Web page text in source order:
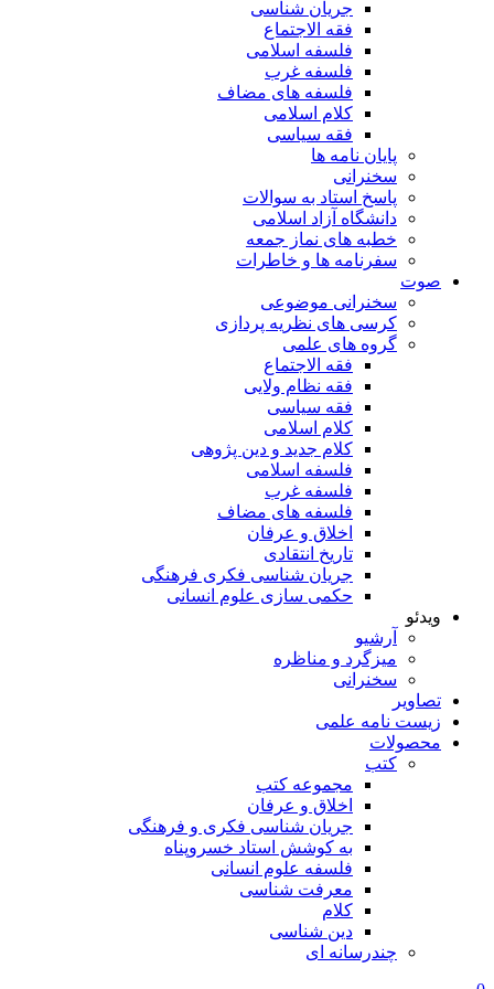
جریان شناسی
فقه الاجتماع
فلسفه اسلامی
فلسفه غرب
فلسفه های مضاف
کلام اسلامی
فقه سیاسی
پایان نامه ها
سخنرانی
پاسخ استاد به سوالات
دانشگاه آزاد اسلامی
خطبه های نماز جمعه
سفرنامه ها و خاطرات
صوت
سخنرانی موضوعی
کرسی های نظریه پردازی
گروه های علمی
فقه الاجتماع
فقه نظام ولایی
فقه سیاسی
کلام اسلامی
کلام جدید و دین پژوهی
فلسفه اسلامی
فلسفه غرب
فلسفه های مضاف
اخلاق و عرفان
تاریخ انتقادی
جریان شناسی فکری فرهنگی
حکمی سازی علوم انسانی
ویدئو
آرشیو
میزگرد و مناظره
سخنرانی
تصاویر
زیست نامه علمی
محصولات
کتب
مجموعه کتب
اخلاق و عرفان
جریان شناسی فکری و فرهنگی
به کوشش استاد خسروپناه
فلسفه علوم انسانی
معرفت شناسی
کلام
دین شناسی
چندرسانه ای